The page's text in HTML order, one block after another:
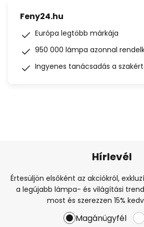
Feny24.hu
Európa legtöbb márkája
950 000 lámpa azonnal
Ingyenes tanácsadás a
Hírlevél
Értesüljön elsőként az akciókról,
a legújabb lámpa- és világítási
most és szerezzen 15%
Magánügyfél